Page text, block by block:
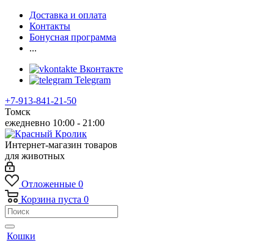
Доставка и оплата
Контакты
Бонусная программа
...
Вконтакте
Telegram
+7-913-841-21-50
Томск
ежедневно 10:00 - 21:00
Интернет-магазин товаров
для животных
Отложенные 0
Корзина пуста 0
Кошки